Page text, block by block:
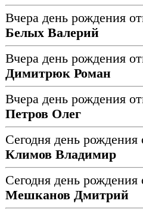
Вчера день рождения
Белых Валерий
Вчера день рождения
Димитрюк Роман
Вчера день рождения
Петров Олег
Сегодня день рождения
Климов Владимир
Сегодня день рождения
Мешканов Дмитрий